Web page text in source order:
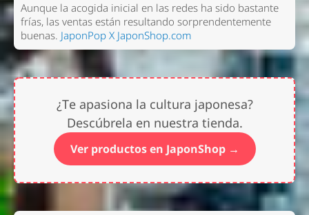
Aunque la acogida inicial en las redes ha sido bastante
frías, las ventas están resultando sorprendentemente
buenas. JaponPop X JaponShop.com
¿Te apasiona la cultura japonesa?
Descúbrela en nuestra tienda.
Ver productos en JaponShop →